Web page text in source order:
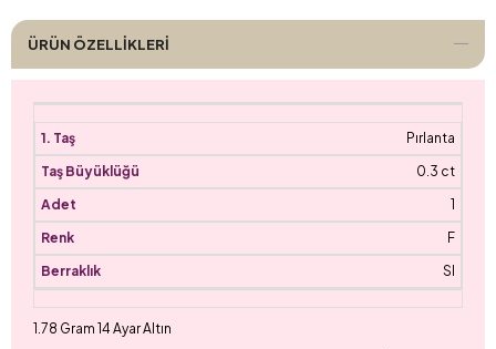
ÜRÜN ÖZELLIKLERI
Pırlanta
0.3 ct
1
F
SI
1.78 Gram 14 Ayar Altın